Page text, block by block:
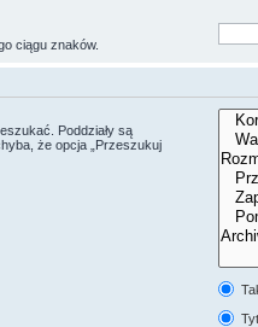
ciągu znaków.
Poddziały są
że opcja „Przeszukuj